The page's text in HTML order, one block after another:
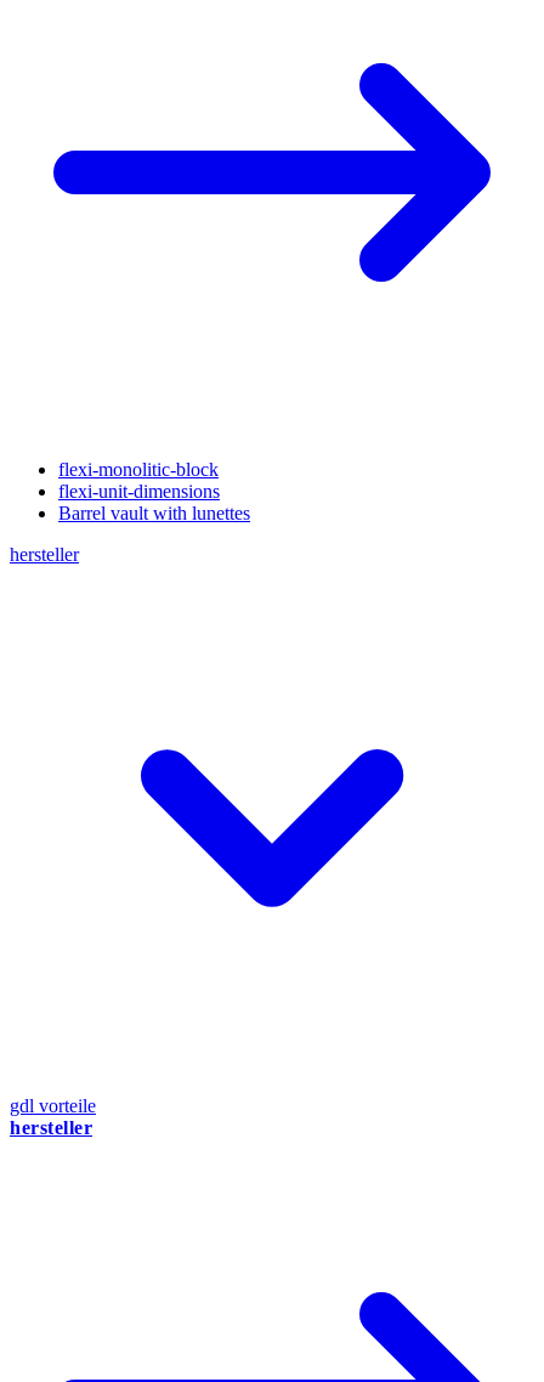
flexi-monolitic-block
flexi-unit-dimensions
Barrel vault with lunettes
hersteller
gdl vorteile
hersteller